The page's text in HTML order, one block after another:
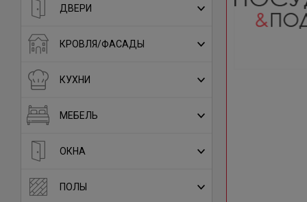
ДВЕРИ
КРОВЛЯ/ФАСАДЫ
КУХНИ
МЕБЕЛЬ
ОКНА
ПОЛЫ